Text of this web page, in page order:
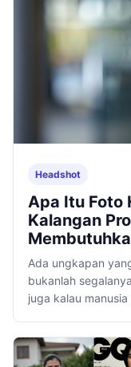
Headshot
Apa Itu Foto
Kalangan
Ada ungkapan
bukanlah
juga kalau